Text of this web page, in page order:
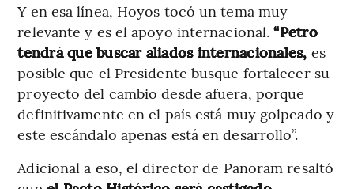
Y en esa línea, Hoyos tocó un tema muy
relevante y es el apoyo internacional. “Petro
tendrá que buscar aliados internacionales, es
posible que el Presidente busque fortalecer su
proyecto del cambio desde afuera, porque
definitivamente en el país está muy golpeado y
este escándalo apenas está en desarrollo”.
Adicional a eso, el director de Panoram resaltó